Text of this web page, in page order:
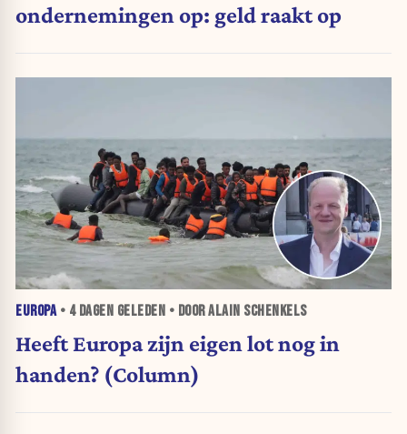
ondernemingen op: geld raakt op
EUROPA• 4 DAGEN GELEDEN • DOOR ALAIN SCHENKELS
Heeft Europa zijn eigen lot nog in
handen? (Column)